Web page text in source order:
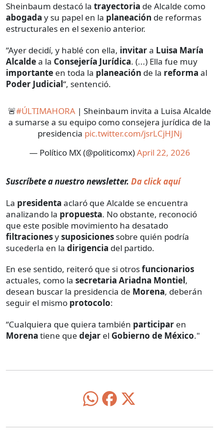
Sheinbaum destacó la trayectoria de Alcalde como
abogada y su papel en la planeación de reformas
estructurales en el sexenio anterior.
“Ayer decidí, y hablé con ella, invitara Luisa María
Alcaldea la Consejería Jurídica. (...) Ella fue muy
importante en toda la planeación de la reforma al
Poder Judicial“, sentenció.
🚨#ÚLTIMAHORA | Sheinbaum invita a Luisa Alcalde
a sumarse a su equipo como consejera jurídica de la
presidencia pic.twitter.com/jsrLCjHJNj
— Político MX (@politicomx)April 22, 2026
Suscríbete a nuestro newsletter. Da click aquí
La presidenta aclaró que Alcalde se encuentra
analizando la propuesta. No obstante, reconoció
que este posible movimiento ha desatado
filtracionesysuposiciones sobre quién podría
sucederla en la dirigencia del partido.
En ese sentido, reiteró que si otrosfuncionarios
actuales, como la secretaria Ariadna Montiel,
desean buscar la presidencia de Morena, deberán
seguir el mismo protocolo:
“Cualquiera que quiera también participar en
Morena tiene que dejar el Gobierno de México."